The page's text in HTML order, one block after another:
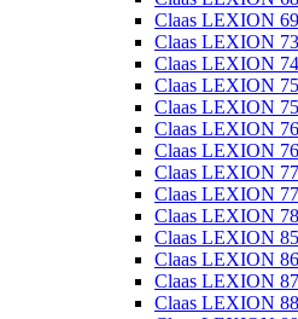
Claas LEXION
Claas LEXION
Claas LEXION
Claas LEXION
Claas LEXION
Claas LEXION
Claas LEXION
Claas LEXION
Claas LEXION
Claas LEXION
Claas LEXION
Claas LEXION
Claas LEXION
Claas LEXION